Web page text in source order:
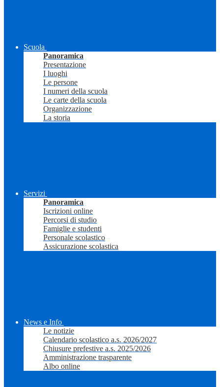
Scuola
Panoramica
Presentazione
I luoghi
Le persone
I numeri della scuola
Le carte della scuola
Organizzazione
La storia
Servizi
Panoramica
Iscrizioni online
Percorsi di studio
Famiglie e studenti
Personale scolastico
Assicurazione scolastica
News e Info
Le notizie
Calendario scolastico a.s. 2026/2027
Chiusure prefestive a.s. 2025/2026
Amministrazione trasparente
Albo online